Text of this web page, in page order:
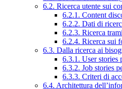
6.2. Ricerca utente sui
6.2.1. Content
6.2.2. Dati di
6.2.3. Ricerca
6.2.4. Ricerca sui
6.3. Dalla ricerca ai
6.3.1. User stories
6.3.2. Job stories
6.3.3. Criteri di
6.4. Architettura